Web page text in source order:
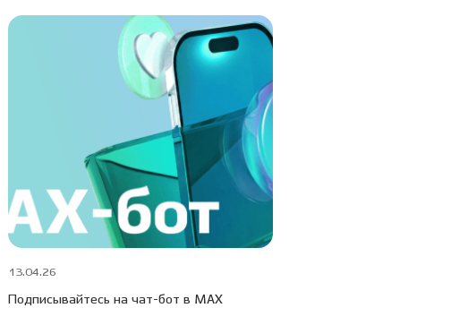
13.04.26
Подписывайтесь на чат-бот в МАХ